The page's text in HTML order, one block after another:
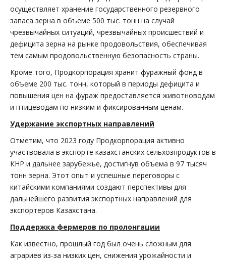
осуществляет хранение государственного резервного
запаса зерна в объеме 500 тыс. тонн на случай
чрезвычайных ситуаций, чрезвычайных происшествий и
дефицита зерна на рынке продовольствия, обеспечивая
тем самым продовольственную безопасность страны.
Кроме того, Продкорпорация хранит фуражный фонд в
объеме 200 тыс. тонн, который в периоды дефицита и
повышения цен на фураж предоставляется животноводам
и птицеводам по низким и фиксированным ценам.
Удержание экспортных направлений
Отметим, что 2023 году Продкорпорация активно
участвовала в экспорте казахстанских сельхозпродуктов в
КНР и дальнее зарубежье, достигнув объема в 97 тысяч
тонн зерна. Этот опыт и успешные переговоры с
китайскими компаниями создают перспективы для
дальнейшего развития экспортных направлений для
экспортеров Казахстана.
Поддержка фермеров по пролонгации
Как известно, прошлый год был очень сложным для
аграриев из-за низких цен, снижения урожайности и